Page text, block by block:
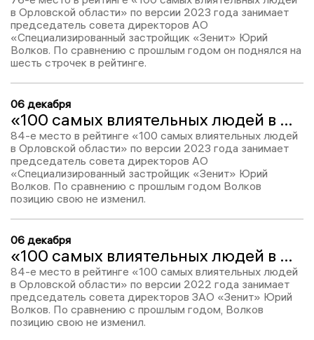
в Орловской области» по версии 2023 года занимает
председатель совета директоров АО
«Специализированный застройщик «Зенит» Юрий
Волков. По сравнению с прошлым годом он поднялся на
шесть строчек в рейтинге.
06 декабря
«100 самых влиятельных людей в Орловской области-2023»: Юрий Волков – 84
84-е место в рейтинге «100 самых влиятельных людей
в Орловской области» по версии 2023 года занимает
председатель совета директоров АО
«Специализированный застройщик «Зенит» Юрий
Волков. По сравнению с прошлым годом Волков
позицию свою не изменил.
06 декабря
«100 самых влиятельных людей в Орловской области-2022»: Юрий Волков – 84
84-е место в рейтинге «100 самых влиятельных людей
в Орловской области» по версии 2022 года занимает
председатель совета директоров ЗАО «Зенит» Юрий
Волков. По сравнению с прошлым годом, Волков
позицию свою не изменил.